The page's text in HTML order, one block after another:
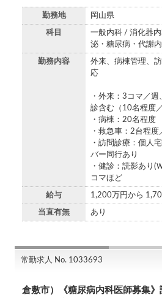
勤務地 岡山県
科目
一般内科 / 消化器
泌・糖尿病・代謝
勤務内容
外来、病棟管理、
応
・外来：3コマ／
診含む（10名程度
・病棟：20名程度
・救急車：2台程度
・訪問診療：個人
バー同行あり
・健診：読影あり
コマほど
給与 1,200万円から
当直有無 あり
常勤求人 No. 1033693
倉敷市）《糖尿病内科医師募集